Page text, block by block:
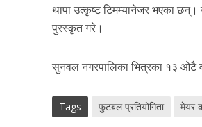
थापा उत्कृष्ट टिमम्यानेजर भएका
पुरस्कृत गरे।
सुनवल नगरपालिका भित्रका १३ ओटै
Tags फुटबल प्रतियोगिता मेयर